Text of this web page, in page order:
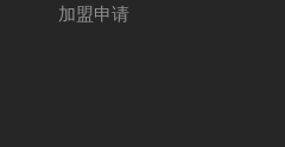
加盟申请